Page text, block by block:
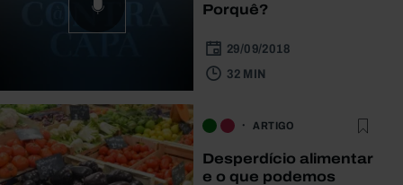
Porquê?
29/09/2018
32 MIN
ARTIGO
Desperdício alimentar
e o que podemos